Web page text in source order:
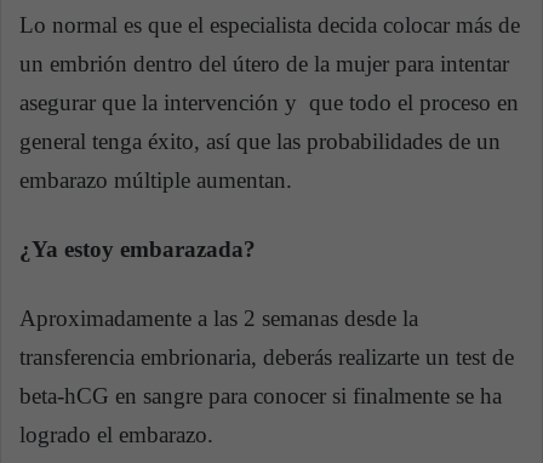
Lo normal es que el especialista decida colocar más de
un embrión dentro del útero de la mujer para intentar
asegurar que la intervención y que todo el proceso en
general tenga éxito, así que las probabilidades de un
embarazo múltiple aumentan.
¿Ya estoy embarazada?
Aproximadamente a las 2 semanas desde la
transferencia embrionaria, deberás realizarte un test de
beta-hCG en sangre para conocer si finalmente se ha
logrado el embarazo.